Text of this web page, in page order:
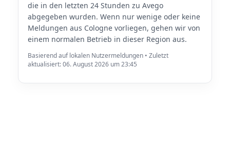
die in den letzten 24 Stunden zu Avego
abgegeben wurden. Wenn nur wenige oder keine
Meldungen aus Cologne vorliegen, gehen wir von
einem normalen Betrieb in dieser Region aus.
Basierend auf lokalen Nutzermeldungen • Zuletzt
aktualisiert: 06. August 2026 um 23:45